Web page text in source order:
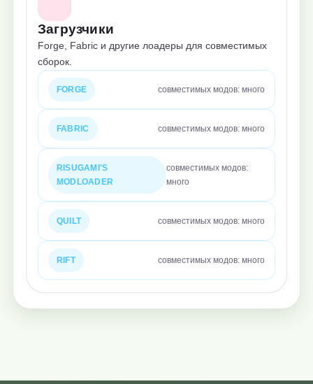
Загрузчики
Forge, Fabric и другие лоадеры для совместимых
сборок.
FORGE совместимых модов: много
FABRIC совместимых модов: много
RISUGAMI'S
MODLOADER
совместимых модов:
много
QUILT совместимых модов: много
RIFT совместимых модов: много